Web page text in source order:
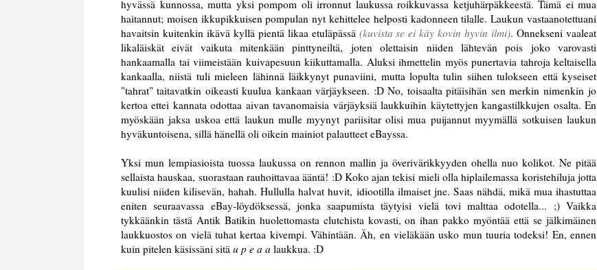
hyvässä kunnossa, mutta yksi pompom oli irronnut laukussa roikkuvassa ketjuhärpäkkeestä. Tämä ei mua
haitannut; moisen ikkupikkuisen pompulan nyt kehittelee helposti kadonneen tilalle. Laukun vastaanotettuani
havaitsin kuitenkin ikävä kyllä pientä likaa etuläpässä (kuvista se ei käy kovin hyvin ilmi). Onnekseni vaaleat
likaläiskät eivät vaikuta mitenkään pinttyneiltä, joten olettaisin niiden lähtevän pois joko varovasti
hankaamalla tai viimeistään kuivapesuun kiikuttamalla. Aluksi ihmettelin myös punertavia tahroja keltaisella
kankaalla, niistä tuli mieleen lähinnä läikkynyt punaviini, mutta lopulta tulin siihen tulokseen että kyseiset
"tahrat" taitavatkin oikeasti kuulua kankaan värjäykseen. :D No, toisaalta pitäisihän sen merkin nimenkin jo
kertoa ettei kannata odottaa aivan tavanomaisia värjäyksiä laukkuihin käytettyjen kangastilkkujen osalta. En
myöskään jaksa uskoa että laukun mulle myynyt pariisitar olisi mua puijannut myymällä sotkuisen laukun
hyväkuntoisena, sillä hänellä oli oikein mainiot palautteet eBayssa.
Yksi mun lempiasioista tuossa laukussa on rennon mallin ja överivärikkyyden ohella nuo kolikot. Ne pitää
sellaista hauskaa, suorastaan rauhoittavaa ääntä! :D Koko ajan tekisi mieli olla hiplailemassa koristehiluja jotta
kuulisi niiden kilisevän, hahah. Hullulla halvat huvit, idiootilla ilmaiset jne. Saas nähdä, mikä mua ihastuttaa
eniten seuraavassa eBay-löydöksessä, jonka saapumista täytyisi vielä tovi malttaa odotella... ;) Vaikka
tykkäänkin tästä Antik Batikin huolettomasta clutchista kovasti, on ihan pakko myöntää että se jälkimäinen
laukkuostos on vielä tuhat kertaa kivempi. Vähintään. Äh, en vieläkään usko mun tuuria todeksi! En, ennen
kuin pitelen käsissäni sitä u p e a a laukkua. :D